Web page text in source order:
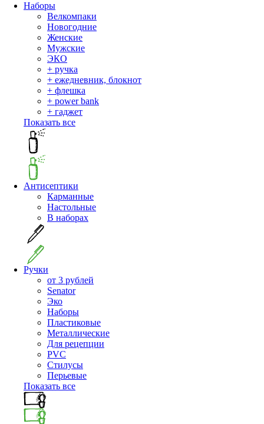
Наборы
Велкомпаки
Новогодние
Женские
Мужские
ЭКО
+ ручка
+ ежедневник, блокнот
+ флешка
+ power bank
+ гаджет
Показать все
Антисептики
Карманные
Настольные
В наборах
Ручки
от 3 рублей
Senator
Эко
Наборы
Пластиковые
Металлические
Для рецепции
PVC
Стилусы
Перьевые
Показать все